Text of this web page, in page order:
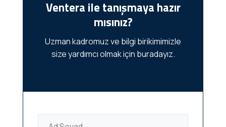
Ventera ile tanışmaya hazır
mısınız?
Uzman kadromuz ve bilgi birikimimizle
size yardımcı olmak için buradayız.